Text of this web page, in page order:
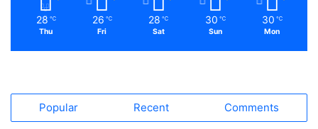
28 ℃
Thu
26 ℃
Fri
28 ℃
Sat
30 ℃
Sun
30 ℃
Mon
Popular Recent Comments